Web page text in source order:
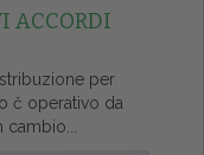
ACCORDI
per
č operativo da